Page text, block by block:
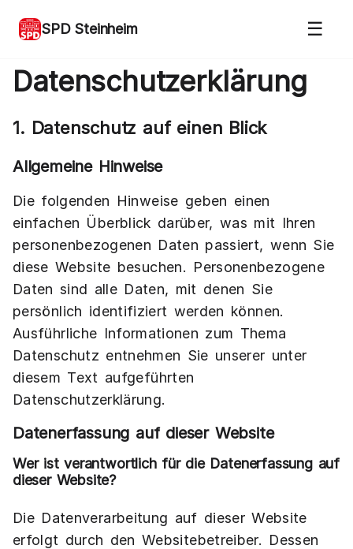
SPD Steinheim ☰
Datenschutz­erklärung
1. Datenschutz auf einen Blick
Allgemeine Hinweise
Die folgenden Hinweise geben einen
einfachen Überblick darüber, was mit Ihren
personenbezogenen Daten passiert, wenn Sie
diese Website besuchen. Personenbezogene
Daten sind alle Daten, mit denen Sie
persönlich identifiziert werden können.
Ausführliche Informationen zum Thema
Datenschutz entnehmen Sie unserer unter
diesem Text aufgeführten
Datenschutzerklärung.
Datenerfassung auf dieser Website
Wer ist verantwortlich für die Datenerfassung auf
dieser Website?
Die Datenverarbeitung auf dieser Website
erfolgt durch den Websitebetreiber. Dessen